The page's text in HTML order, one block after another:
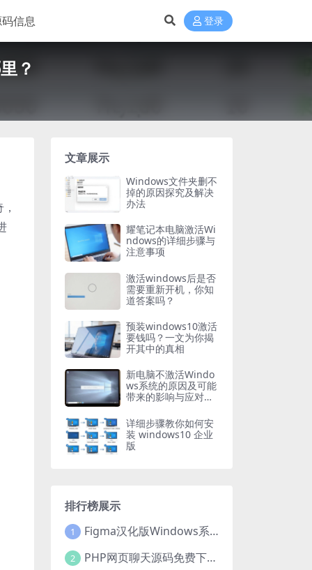
信息 登录
？
文章展示
Windows文件夹删不
掉的原因探究及解决
办法
耀笔记本电脑激活Wi
ndows的详细步骤与
注意事项
激活windows后是否
需要重新开机，你知
道答案吗？
预装windows10激活
要钱吗？一文为你揭
开其中的真相
新电脑不激活Windo
ws系统的原因及可能
带来的影响与应对办
详细步骤教你如何安
装 windows10 企业
版
排行榜展示
1 Figma汉化版Windows系统下载安装全攻略
2 PHP网页聊天源码免费下载，开启便捷在线聊天开发之旅